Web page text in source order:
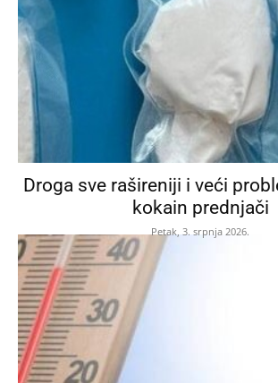
Droga sve rašireniji i veći
kokain prednjači
Petak, 3. srpnja 2026.